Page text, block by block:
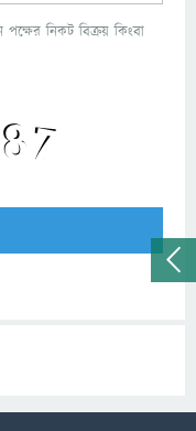
নিকট বিক্রয় কিংবা